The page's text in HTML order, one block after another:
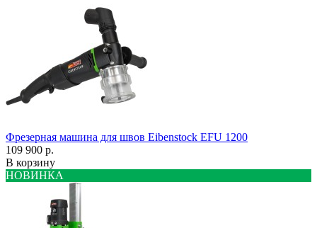
Фрезерная машина для швов Eibenstock EFU 1200
109 900 р.
В корзину
НОВИНКА